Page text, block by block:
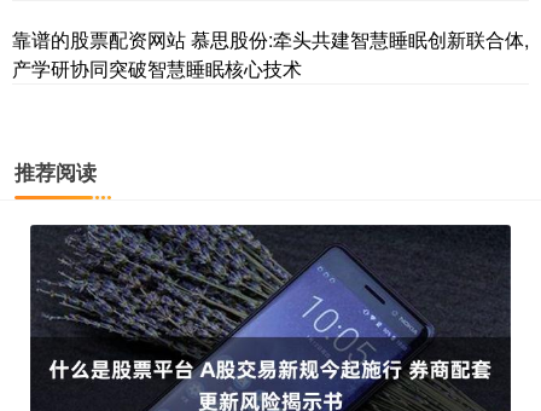
靠谱的股票配资网站 慕思股份:牵头共建智慧睡眠创新联合体,
产学研协同突破智慧睡眠核心技术
推荐阅读